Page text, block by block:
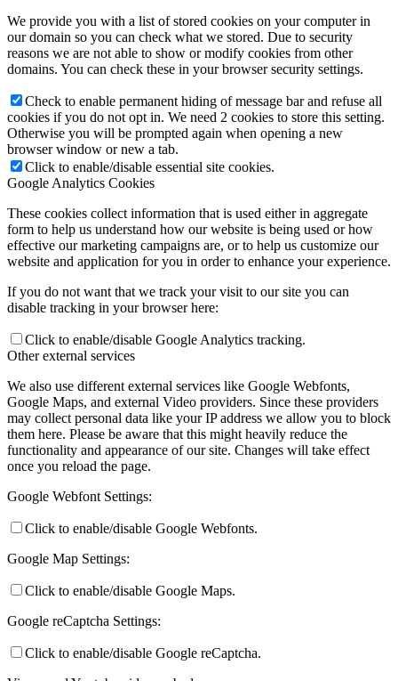
We provide you with a list of stored cookies on your computer in
our domain so you can check what we stored. Due to security
reasons we are not able to show or modify cookies from other
domains. You can check these in your browser security settings.
Check to enable permanent hiding of message bar and refuse all
cookies if you do not opt in. We need 2 cookies to store this setting.
Otherwise you will be prompted again when opening a new
browser window or new a tab.
Click to enable/disable essential site cookies.
Google Analytics Cookies
These cookies collect information that is used either in aggregate
form to help us understand how our website is being used or how
effective our marketing campaigns are, or to help us customize our
website and application for you in order to enhance your experience.
If you do not want that we track your visit to our site you can
disable tracking in your browser here:
Click to enable/disable Google Analytics tracking.
Other external services
We also use different external services like Google Webfonts,
Google Maps, and external Video providers. Since these providers
may collect personal data like your IP address we allow you to block
them here. Please be aware that this might heavily reduce the
functionality and appearance of our site. Changes will take effect
once you reload the page.
Google Webfont Settings:
Click to enable/disable Google Webfonts.
Google Map Settings:
Click to enable/disable Google Maps.
Google reCaptcha Settings:
Click to enable/disable Google reCaptcha.